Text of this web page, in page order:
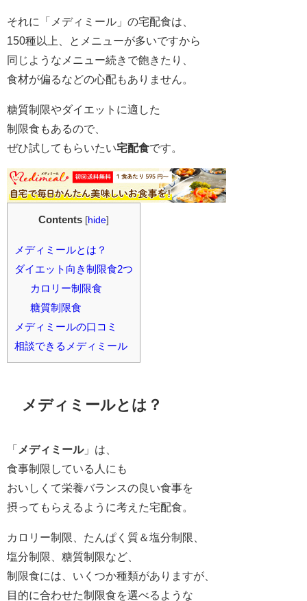
それに「メディミール」の宅配食は、
150種以上、とメニューが多いですから
同じようなメニュー続きで飽きたり、
食材が偏るなどの心配もありません。
糖質制限やダイエットに適した
制限食もあるので、
ぜひ試してもらいたい宅配食です。
Contents [hide]
メディミールとは？
ダイエット向き制限食2つ
カロリー制限食
糖質制限食
メディミールの口コミ
相談できるメディミール
メディミールとは？
「 メディミール」は、
食事制限している人にも
おいしくて栄養バランスの良い食事を
摂ってもらえるように考えた宅配食。
カロリー制限、たんぱく質＆塩分制限、
塩分制限、糖質制限など、
制限食には、いくつか種類がありますが、
目的に合わせた制限食を選べるような